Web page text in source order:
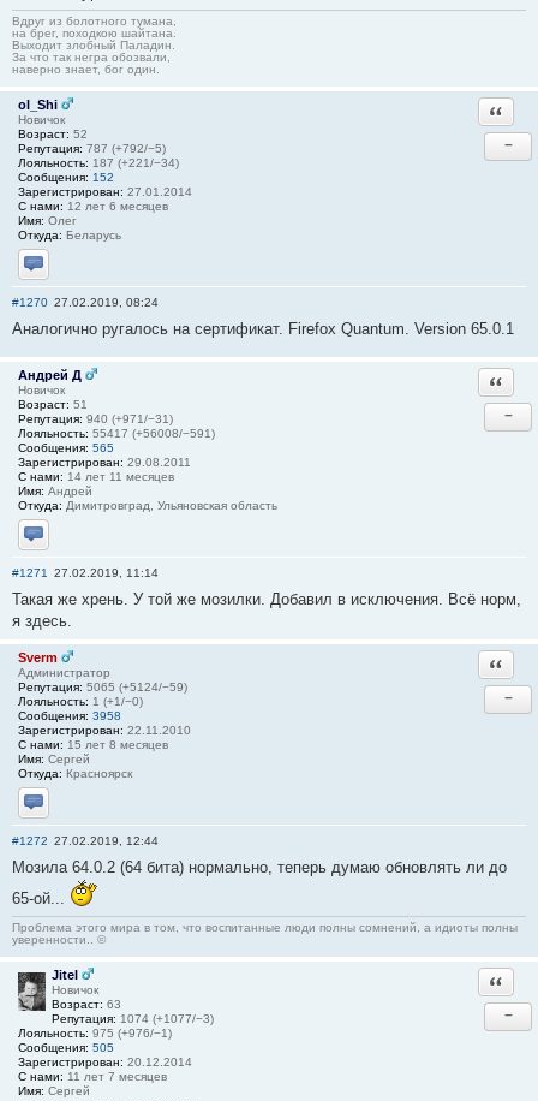
Вдруг из болотного тумана,
на брег, походкою шайтана.
Выходит злобный Паладин.
За что так негра обозвали,
наверно знает, бог один.
ol_Shi
Новичок
Возраст: 52
Репутация: 787 (+792/−5)
Лояльность: 187 (+221/−34)
Сообщения: 152
Зарегистрирован: 27.01.2014
С нами: 12 лет 6 месяцев
Имя: Олег
Откуда: Беларусь
Отправить личное сообщение
−
#1270 27.02.2019, 08:24
Аналогично ругалось на сертификат. Firefox Quantum. Version 65.0.1
Андрей Д
Новичок
Возраст: 51
Репутация: 940 (+971/−31)
Лояльность: 55417 (+56008/−591)
Сообщения: 565
Зарегистрирован: 29.08.2011
С нами: 14 лет 11 месяцев
Имя: Андрей
Откуда: Димитровград, Ульяновская область
Отправить личное сообщение
−
#1271 27.02.2019, 11:14
Такая же хрень. У той же мозилки. Добавил в исключения. Всё норм,
я здесь.
Sverm
Администратор
Репутация: 5065 (+5124/−59)
Лояльность: 1 (+1/−0)
Сообщения: 3958
Зарегистрирован: 22.11.2010
С нами: 15 лет 8 месяцев
Имя: Сергей
Откуда: Красноярск
Отправить личное сообщение
−
#1272 27.02.2019, 12:44
Мозила 64.0.2 (64 бита) нормально, теперь думаю обновлять ли до
65-ой...
Проблема этого мира в том, что воспитанные люди полны сомнений, а идиоты полны
уверенности.. ©
Jitel
Новичок
Возраст: 63
Репутация: 1074 (+1077/−3)
Лояльность: 975 (+976/−1)
Сообщения: 505
Зарегистрирован: 20.12.2014
С нами: 11 лет 7 месяцев
Имя: Сергей
−